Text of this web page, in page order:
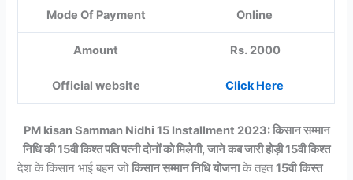
Mode Of Payment Online
Amount Rs. 2000
Official website Click Here
PM kisan Samman Nidhi 15 Installment 2023: किसान सम्मान
निधि की 15वी किश्त पति पत्नी दोनों को मिलेगी, जाने कब जारी होड़ी 15वी किश्त
देश के किसान भाई बहन जोकिसान सम्मान निधि योजनाके तहत15वी किस्त